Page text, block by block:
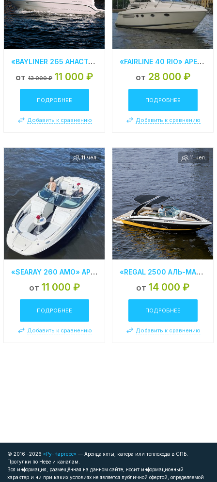
«BAYLINER 265 АНАСТАСИЯ» АРЕНДА КАТЕРА В СПБ
от 13 000 ₽ 11 000 ₽
ПОДРОБНЕЕ
Добавить к сравнению
«FAIRLINE 40 RIO» АРЕНДА МОТОРНОЙ ЯХТЫ В СПБ
от 28 000 ₽
ПОДРОБНЕЕ
Добавить к сравнению
11 чел.
«SEARAY 260 АМО» АРЕНДА КАТЕРА В СПБ
от 11 000 ₽
ПОДРОБНЕЕ
Добавить к сравнению
11 чел.
«REGAL 2500 АЛЬ-МАКТУМ» АРЕНДА КАТЕРА В СПБ
от 14 000 ₽
ПОДРОБНЕЕ
Добавить к сравнению
© 2016 -2026 «Ру-Чартерс» — Аренда яхты, катера или теплохода в СПБ.
Прогулки по Неве и каналам.
Вся информация, размещённая на данном сайте, носит информационный
характер и ни при каких условиях не является публичной офертой, определяемой